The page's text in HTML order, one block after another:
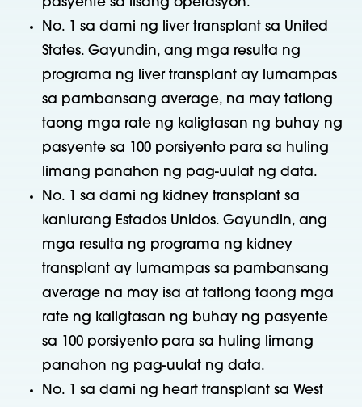
pasyente sa iisang operasyon.
No. 1 sa dami ng liver transplant sa United
States. Gayundin, ang mga resulta ng
programa ng liver transplant ay lumampas
sa pambansang average, na may tatlong
taong mga rate ng kaligtasan ng buhay ng
pasyente sa 100 porsiyento para sa huling
limang panahon ng pag-uulat ng data.
No. 1 sa dami ng kidney transplant sa
kanlurang Estados Unidos. Gayundin, ang
mga resulta ng programa ng kidney
transplant ay lumampas sa pambansang
average na may isa at tatlong taong mga
rate ng kaligtasan ng buhay ng pasyente
sa 100 porsiyento para sa huling limang
panahon ng pag-uulat ng data.
No. 1 sa dami ng heart transplant sa West